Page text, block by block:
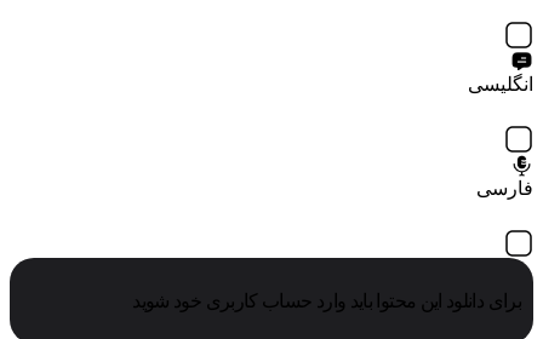
انگلیسی
فارسی
برای دانلود این محتوا باید وارد حساب کاربری خود شوید